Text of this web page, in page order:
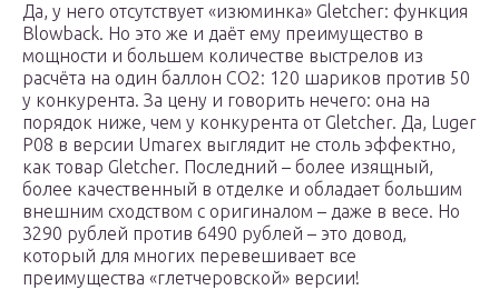
Да, у него отсутствует «изюминка» Gletcher: функция
Blowback. Но это же и даёт ему преимущество в
мощности и большем количестве выстрелов из
расчёта на один баллон CO2: 120 шариков против 50
у конкурента. За цену и говорить нечего: она на
порядок ниже, чем у конкурента от Gletcher. Да, Luger
P08 в версии Umarex выглядит не столь эффектно,
как товар Gletcher. Последний – более изящный,
более качественный в отделке и обладает большим
внешним сходством с оригиналом – даже в весе. Но
3290 рублей против 6490 рублей – это довод,
который для многих перевешивает все
преимущества «глетчеровской» версии!